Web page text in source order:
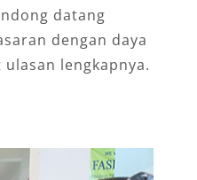
datang
dengan daya
lengkapnya.